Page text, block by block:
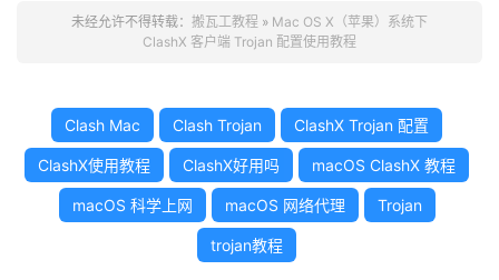
未经允许不得转载： 搬瓦工教程 » Mac OS X（苹果）系统下
ClashX 客户端 Trojan 配置使用教程
Clash Mac Clash Trojan ClashX Trojan 配置
ClashX使用教程 ClashX好用吗 macOS ClashX 教程
macOS 科学上网 macOS 网络代理 Trojan
trojan教程